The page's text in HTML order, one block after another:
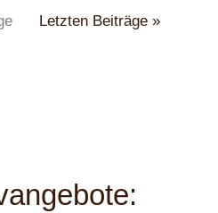
Letzten Beiträge »